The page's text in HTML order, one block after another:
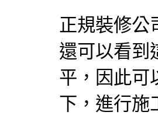
正規裝修公
還可以看到
平，因此可
下，進行施